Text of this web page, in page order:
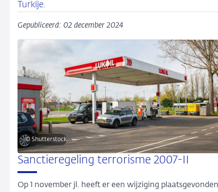
Turkije.
Gepubliceerd: 02 december 2024
© Shutterstock
Sanctieregeling terrorisme 2007-II
Op 1 november jl. heeft er een wijziging plaatsgevonden